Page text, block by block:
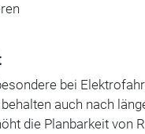
bei
auch nach
die Planbarkeit von